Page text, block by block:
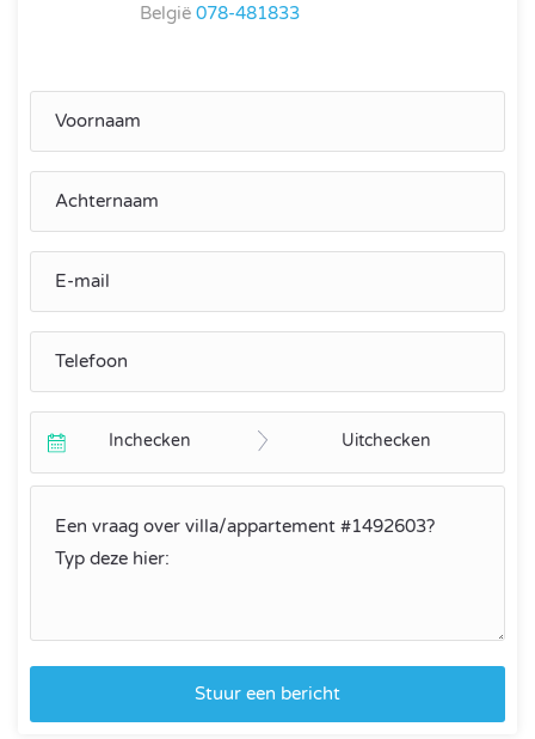
België 078-481833
Inchecken Uitchecken
Stuur een bericht